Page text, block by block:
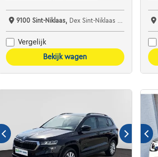
9100 Sint-Niklaas, Dex Sint-Niklaas De Autospecialist bv
Vergelijk
Bekijk wagen